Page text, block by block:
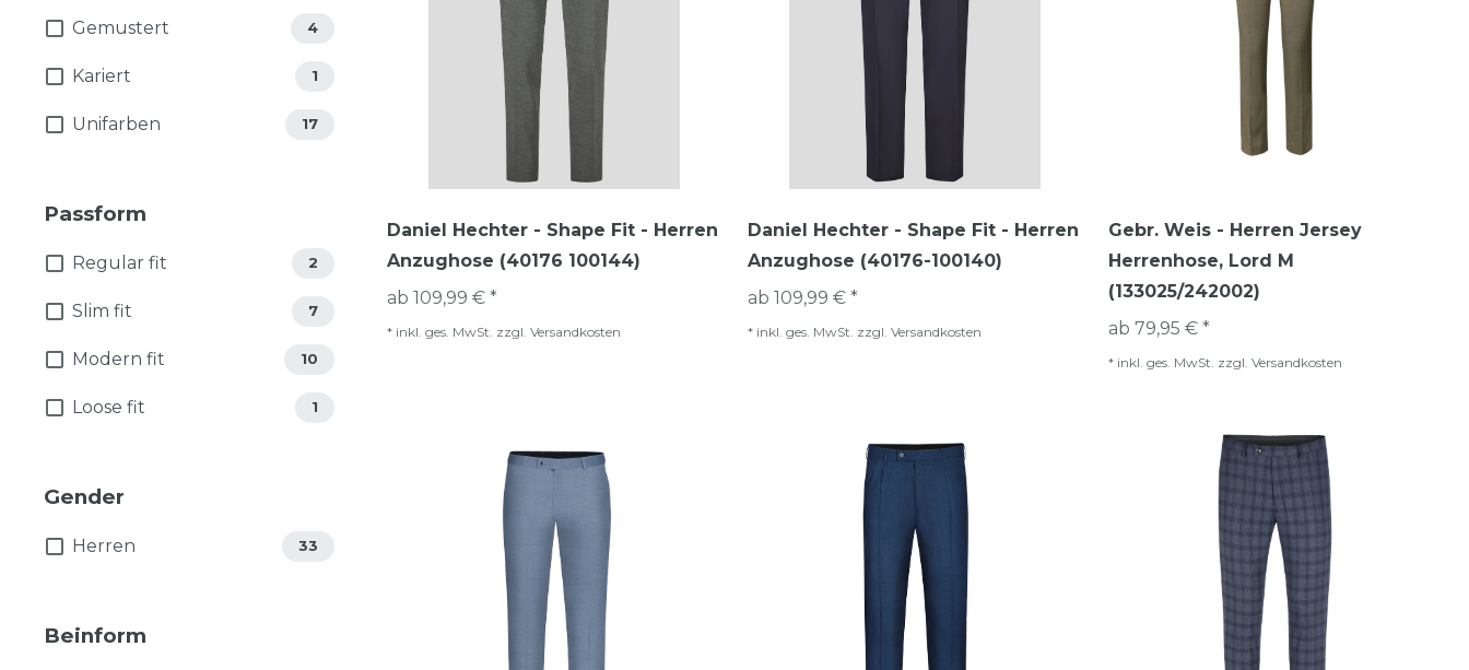
Gemustert 4
Kariert 1
Unifarben 17
Passform
Regular fit 2
Slim fit 7
Modern fit 10
Loose fit 1
Gender
Herren 33
Beinform
Daniel Hechter - Shape Fit - Herren
Anzughose (40176 100144)
ab 109,99 € *
* inkl. ges. MwSt. zzgl. Versandkosten
Daniel Hechter - Shape Fit - Herren
Anzughose (40176-100140)
ab 109,99 € *
* inkl. ges. MwSt. zzgl. Versandkosten
Gebr. Weis - Herren Jersey
Herrenhose, Lord M
(133025/242002)
ab 79,95 € *
* inkl. ges. MwSt. zzgl. Versandkosten